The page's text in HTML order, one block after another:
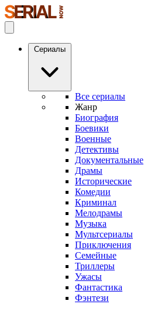
Сериалы
Все сериалы
Жанр
Биография
Боевики
Военные
Детективы
Документальные
Драмы
Исторические
Комедии
Криминал
Мелодрамы
Музыка
Мультсериалы
Приключения
Семейные
Триллеры
Ужасы
Фантастика
Фэнтези